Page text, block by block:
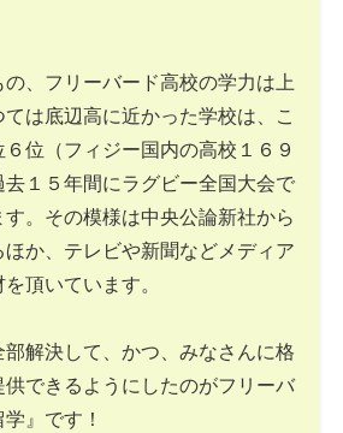
、フリーバード高校の学力は上
は底辺高に近かった学校は、こ
位（フィジー国内の高校１６９
１５年間にラグビー全国大会で
す。その模様は中央公論新社から
か、テレビや新聞などメディア
頂いています。
部解決して、かつ、みなさんに格
できるようにしたのがフリーバ
』です！